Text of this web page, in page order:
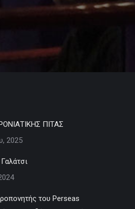
ΠΙΤΑΣ
2025
του Perseas